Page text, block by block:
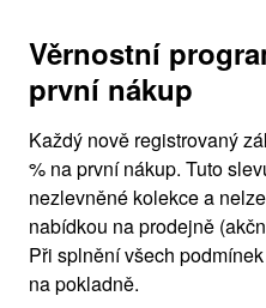
Věrnostní
první nákup
Každý nově registrovaný
% na první nákup. Tuto
nezlevněné kolekce a
nabídkou na prodejně
Při splnění všech
na pokladně.